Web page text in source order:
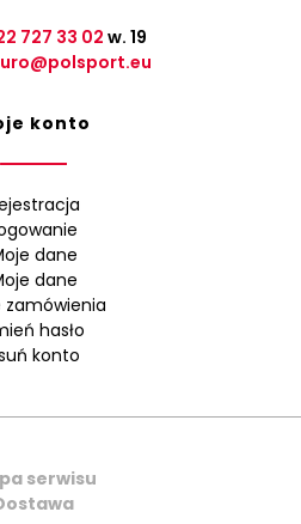
727 33 02 w. 19
konto
dane
dane
zamówienia
hasło
konto
serwisu